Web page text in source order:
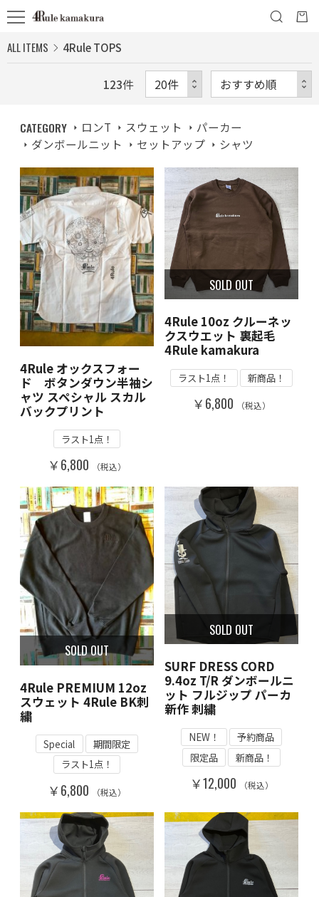
ALL ITEMS 4Rule TOPS
123件
CATEGORY ロンT スウェット
パーカー
ダンボールニット
セットアップ シャツ
4Rule オックスフォー
ド ボタンダウン半袖シ
ャツ スペシャル スカル
バックプリント
ラスト1点！
￥6,800 （税込）
SOLD OUT
4Rule 10oz クルーネッ
クスウエット 裏起毛
4Rule kamakura
ラスト1点！ 新商品！
￥6,800 （税込）
SOLD OUT
4Rule PREMIUM 12oz
スウェット 4Rule BK刺
繍
Special
期間限定
ラスト1点！
￥6,800 （税込）
SOLD OUT
SURF DRESS CORD
9.4oz T/R ダンボールニ
ット フルジップ パーカ
新作 刺繍
NEW！
予約商品
限定品
新商品！
￥12,000 （税込）